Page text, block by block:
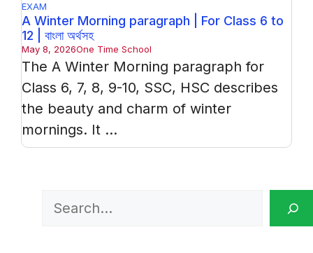
EXAM
A Winter Morning paragraph | For Class 6 to
12 | বাংলা অর্থসহ
May 8, 2026One Time School
The A Winter Morning paragraph for
Class 6, 7, 8, 9-10, SSC, HSC describes
the beauty and charm of winter
mornings. It ...
Search